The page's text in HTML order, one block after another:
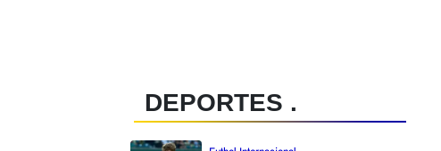
DEPORTES .